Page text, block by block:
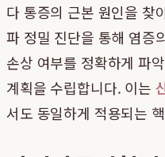
다 통증의 근본 원인을 찾
파 정밀 진단을 통해 염증
손상 여부를 정확하게 파
계획을 수립합니다. 이는
서도 동일하게 적용되는